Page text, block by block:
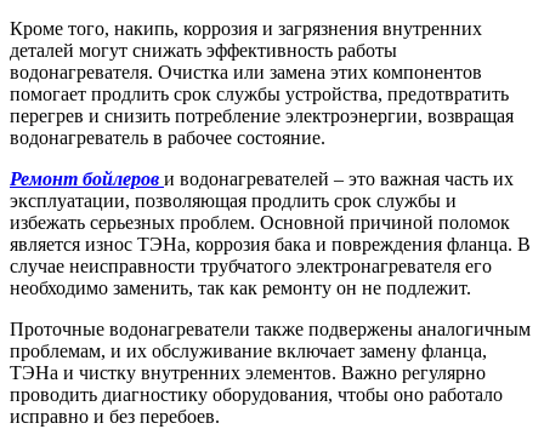
Кроме того, накипь, коррозия и загрязнения внутренних
деталей могут снижать эффективность работы
водонагревателя. Очистка или замена этих компонентов
помогает продлить срок службы устройства, предотвратить
перегрев и снизить потребление электроэнергии, возвращая
водонагреватель в рабочее состояние.
Ремонт бойлеров и водонагревателей – это важная часть их
эксплуатации, позволяющая продлить срок службы и
избежать серьезных проблем. Основной причиной поломок
является износ ТЭНа, коррозия бака и повреждения фланца. В
случае неисправности трубчатого электронагревателя его
необходимо заменить, так как ремонту он не подлежит.
Проточные водонагреватели также подвержены аналогичным
проблемам, и их обслуживание включает замену фланца,
ТЭНа и чистку внутренних элементов. Важно регулярно
проводить диагностику оборудования, чтобы оно работало
исправно и без перебоев.